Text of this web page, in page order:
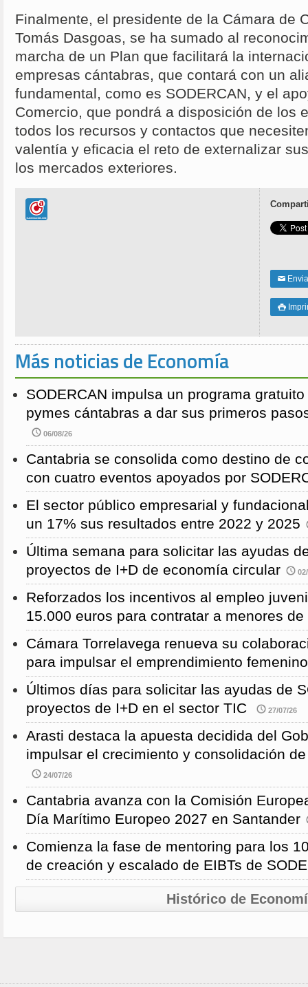
Finalmente, el presidente de la Cámara de
Tomás Dasgoas, se ha sumado al
marcha de un Plan que facilitará la
empresas cántabras, que contará con un
fundamental, como es SODERCAN, y el
Comercio, que pondrá a disposición de los
todos los recursos y contactos que
valentía y eficacia el reto de externalizar
los mercados exteriores.
✉

Más noticias de Economía
SODERCAN impulsa un programa
pymes cántabras a dar sus primeros
06/08/26
Cantabria se consolida como destino de
con cuatro eventos apoyados por
El sector público empresarial y
un 17% sus resultados entre 2022 y 2025
Última semana para solicitar las ayudas
proyectos de I+D de economía circular
Reforzados los incentivos al empleo
15.000 euros para contratar a menores
Cámara Torrelavega renueva su
para impulsar el emprendimiento femenino
Últimos días para solicitar las ayudas de
proyectos de I+D en el sector TIC
27/07/26
Arasti destaca la apuesta decidida del
impulsar el crecimiento y consolidación
24/07/26
Cantabria avanza con la Comisión
Día Marítimo Europeo 2027 en Santander
Comienza la fase de mentoring para los
de creación y escalado de EIBTs de
Histórico de